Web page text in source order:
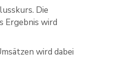
Die
Ergebnis wird
wird dabei